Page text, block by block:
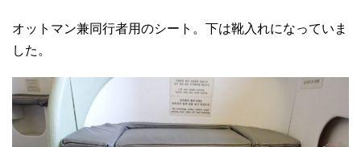
オットマン兼同行者用のシート。下は靴入れになっていま
した。